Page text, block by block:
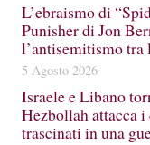
L’ebraismo di
Punisher di Jon
l’antisemitismo tra
5 Agosto 2026
Israele e Libano
Hezbollah attacca
trascinati in una